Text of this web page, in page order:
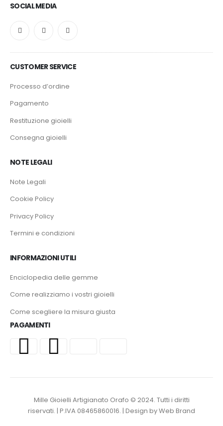
SOCIAL MEDIA
CUSTOMER SERVICE
Processo d’ordine
Pagamento
Restituzione gioielli
Consegna gioielli
NOTE LEGALI
Note Legali
Cookie Policy
Privacy Policy
Termini e condizioni
INFORMAZIONI UTILI
Enciclopedia delle gemme
Come realizziamo i vostri gioielli
Come scegliere la misura giusta
PAGAMENTI
Mille Gioielli Artigianato Orafo © 2024. Tutti i diritti
riservati. | P.IVA 08465860016. | Design by Web Brand